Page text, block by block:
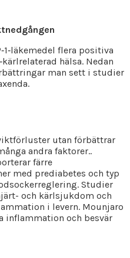
flera positiva
hälsa. Nedan
man sett i studier
utan förbättrar
andra faktorer..
färre
med prediabetes och typ
Studier
och kärlsjukdom och
i levern. Mounjaro
inflammation och besvär